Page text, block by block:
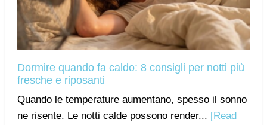
Dormire quando fa caldo: 8 consigli per notti più
fresche e riposanti
Quando le temperature aumentano, spesso il sonno
ne risente. Le notti calde possono render... [Read